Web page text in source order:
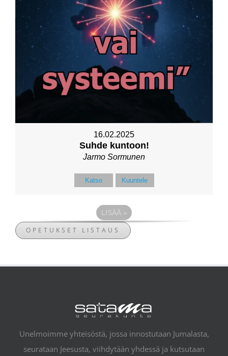
16.02.2025
Suhde kuntoon!
Jarmo Sormunen
Katso Kuuntele
LISÄÄ »
OPETUKSET LISTAUS
Unelmoimme yhteisöstä, jossa innostutaan Jumalasta,
seurataan Jeesusta, viihdytään yhdessä ja kutsutaan